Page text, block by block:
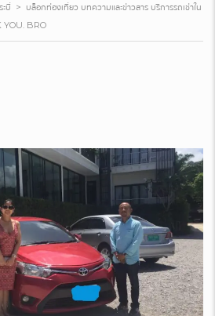
บี่ > บล็อกท่องเที่ยว บทความและข่าวสาร บริการรถเช่าใน
YOU. BRO